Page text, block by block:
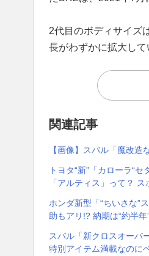
2代目のボディサイズ
長がわずかに拡大して
関連記事
【画像】スバル「魔改造
トヨタ“新”「カローラ“
「アルティス」って？
ホンダ新型「“ちいさな”
助もアリ!? 納期は“約半
スバル「新クロスオーバ
特別アイテム満載なのに